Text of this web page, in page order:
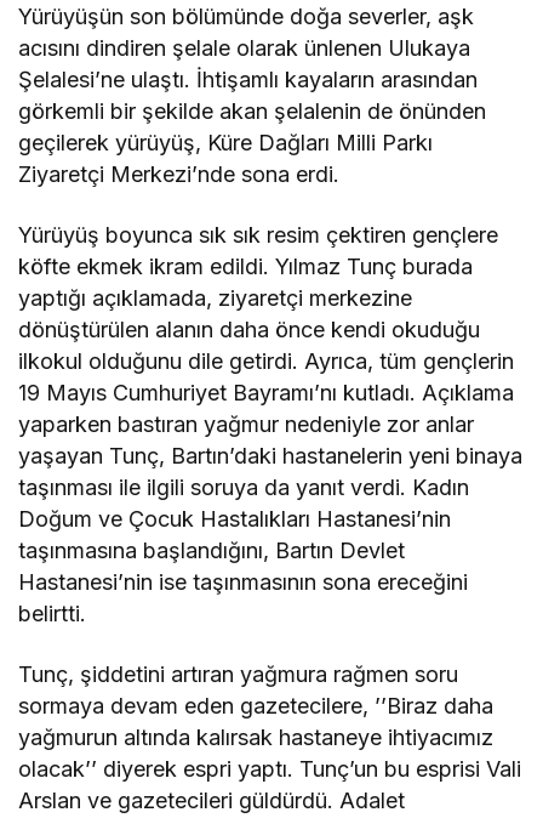
Yürüyüşün son bölümünde doğa severler, aşk
acısını dindiren şelale olarak ünlenen Ulukaya
Şelalesi’ne ulaştı. İhtişamlı kayaların arasından
görkemli bir şekilde akan şelalenin de önünden
geçilerek yürüyüş, Küre Dağları Milli Parkı
Ziyaretçi Merkezi’nde sona erdi.
Yürüyüş boyunca sık sık resim çektiren gençlere
köfte ekmek ikram edildi. Yılmaz Tunç burada
yaptığı açıklamada, ziyaretçi merkezine
dönüştürülen alanın daha önce kendi okuduğu
ilkokul olduğunu dile getirdi. Ayrıca, tüm gençlerin
19 Mayıs Cumhuriyet Bayramı’nı kutladı. Açıklama
yaparken bastıran yağmur nedeniyle zor anlar
yaşayan Tunç, Bartın’daki hastanelerin yeni binaya
taşınması ile ilgili soruya da yanıt verdi. Kadın
Doğum ve Çocuk Hastalıkları Hastanesi’nin
taşınmasına başlandığını, Bartın Devlet
Hastanesi’nin ise taşınmasının sona ereceğini
belirtti.
Tunç, şiddetini artıran yağmura rağmen soru
sormaya devam eden gazetecilere, ’’Biraz daha
yağmurun altında kalırsak hastaneye ihtiyacımız
olacak’’ diyerek espri yaptı. Tunç’un bu esprisi Vali
Arslan ve gazetecileri güldürdü. Adalet